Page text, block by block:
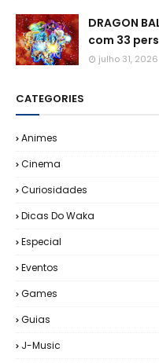
DRAGON
com 33
julho 31, 2026
CATEGORIES
Animes
Cinema
Curiosidades
Dicas Do Waka
Especial
Eventos
Games
Guias
J-Music